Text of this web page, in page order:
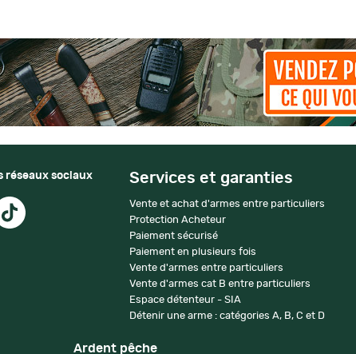
réseaux sociaux Services et garanties
Vente et achat d'armes entre particuliers
Protection Acheteur
Paiement sécurisé
Paiement en plusieurs fois
Vente d'armes entre particuliers
Vente d'armes cat B entre particuliers
Espace détenteur - SIA
Détenir une arme : catégories A, B, C et D
Ardent pêche